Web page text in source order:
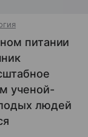
питании
ученой-
людей